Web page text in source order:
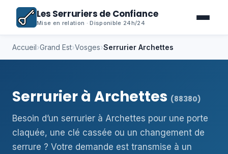
Les Serruriers de Confiance
Mise en relation · Disponible 24h/24
Accueil›Grand Est›Vosges›Serrurier Archettes
Serrurier à Archettes (88380)
Besoin d’un serrurier à Archettes pour une porte
claquée, une clé cassée ou un changement de
serrure ? Votre demande est transmise à un